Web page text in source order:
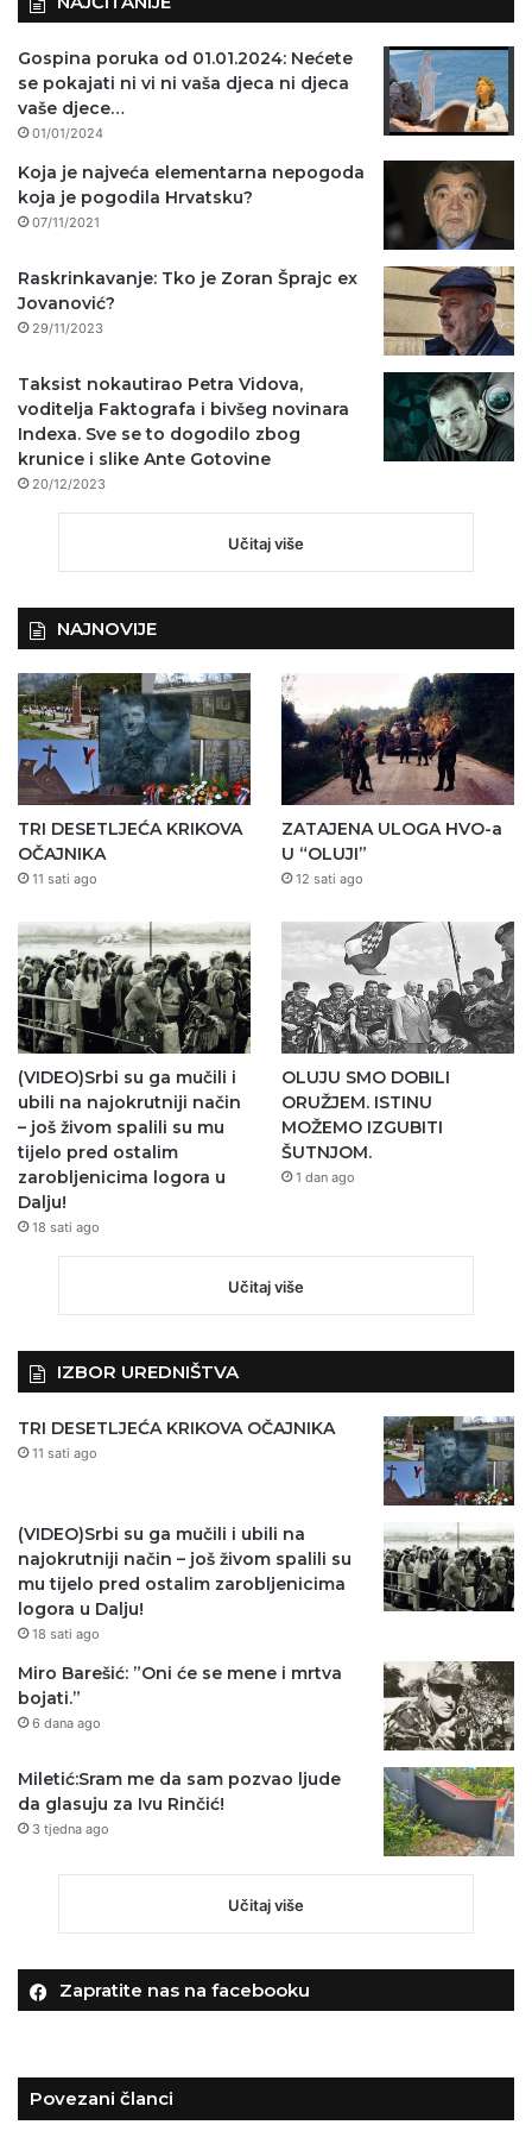
Gospina poruka od 01.01.2024: Nećete
se pokajati ni vi ni vaša djeca ni djeca
vaše djece…
01/01/2024
Koja je najveća elementarna nepogoda
koja je pogodila Hrvatsku?
07/11/2021
Raskrinkavanje: Tko je Zoran Šprajc ex
Jovanović?
29/11/2023
Taksist nokautirao Petra Vidova,
voditelja Faktografa i bivšeg novinara
Indexa. Sve se to dogodilo zbog
krunice i slike Ante Gotovine
20/12/2023
Učitaj više
NAJNOVIJE
TRI DESETLJEĆA KRIKOVA
OČAJNIKA
11 sati ago
ZATAJENA ULOGA HVO-a
U “OLUJI”
12 sati ago
(VIDEO)Srbi su ga mučili i
ubili na najokrutniji način
– još živom spalili su mu
tijelo pred ostalim
zarobljenicima logora u
Dalju!
18 sati ago
OLUJU SMO DOBILI
ORUŽJEM. ISTINU
MOŽEMO IZGUBITI
ŠUTNJOM.
1 dan ago
Učitaj više
IZBOR UREDNIŠTVA
TRI DESETLJEĆA KRIKOVA OČAJNIKA
11 sati ago
(VIDEO)Srbi su ga mučili i ubili na
najokrutniji način – još živom spalili su
mu tijelo pred ostalim zarobljenicima
logora u Dalju!
18 sati ago
Miro Barešić: ”Oni će se mene i mrtva
bojati.”
6 dana ago
Miletić:Sram me da sam pozvao ljude
da glasuju za Ivu Rinčić!
3 tjedna ago
Učitaj više
Zapratite nas na facebooku
Povezani članci